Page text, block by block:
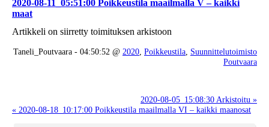
2020-08-11_05:51:00 Poikkeustila maailmalla V – kaikki
maat
Artikkeli on siirretty toimituksen arkistoon
Taneli_Poutvaara - 04:50:52 @ 2020 Poikkeustila Suunnittelutoimisto
Poutvaara
2020-08-05_15:08:30 Arkistoitu »
« 2020-08-18_10:17:00 Poikkeustila maailmalla VI – kaikki maanosat